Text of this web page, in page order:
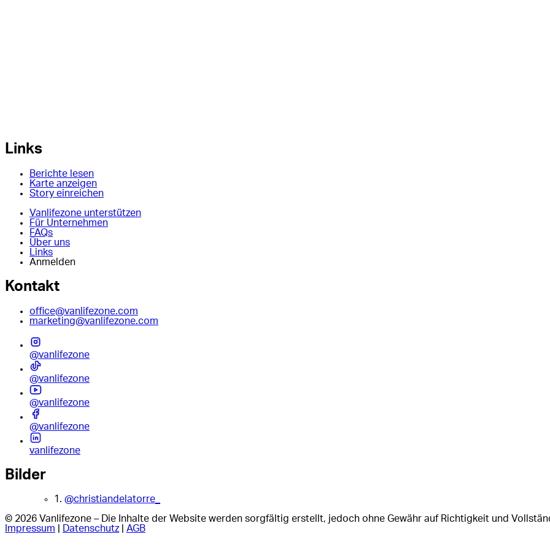
Links
Berichte lesen
Karte anzeigen
Story einreichen
Vanlifezone unterstützen
Für Unternehmen
FAQs
Über uns
Links
Anmelden
Kontakt
office@vanlifezone.com
marketing@vanlifezone.com
@vanlifezone
@vanlifezone
@vanlifezone
@vanlifezone
vanlifezone
Bilder
1. @christiandelatorre_
© 2026 Vanlifezone – Die Inhalte der Website werden sorgfältig erstellt, jedoch ohne Gewähr auf Richtigkeit und
Impressum
Datenschutz| AGB